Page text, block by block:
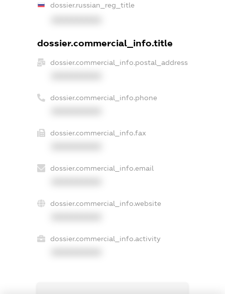
dossier.russian_reg_title
dossier.commercial_info.title
dossier.commercial_info.postal_address
dossier.commercial_info.phone
dossier.commercial_info.fax
dossier.commercial_info.email
dossier.commercial_info.website
dossier.commercial_info.activity